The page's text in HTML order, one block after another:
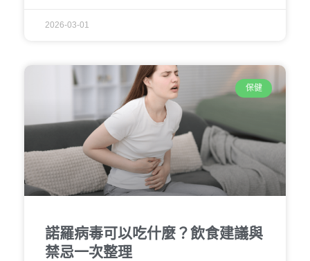
2026-03-01
保健
諾羅病毒可以吃什麼？飲食建議與
禁忌一次整理